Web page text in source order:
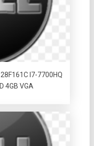
I7-7700HQ
4GB VGA